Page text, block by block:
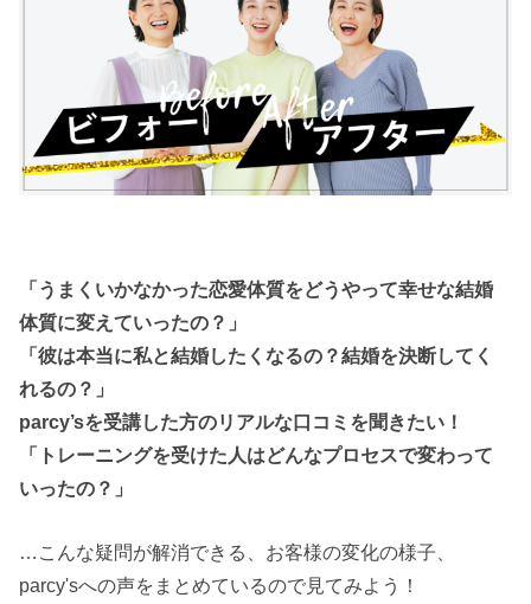
「うまくいかなかった恋愛体質をどうやって幸せな結婚
体質に変えていったの？」
「彼は本当に私と結婚したくなるの？結婚を決断してく
れるの？」
parcy’sを受講した方のリアルな口コミを聞きたい！
「トレーニングを受けた人はどんなプロセスで変わって
いったの？」
…こんな疑問が解消できる、お客様の変化の様子、
parcy'sへの声をまとめているので見てみよう！